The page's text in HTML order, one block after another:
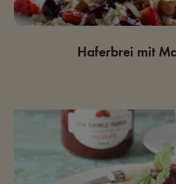
Haferbrei mit